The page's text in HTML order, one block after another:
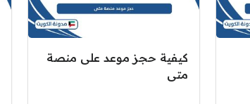
كيفية حجز موعد على منصة
متى